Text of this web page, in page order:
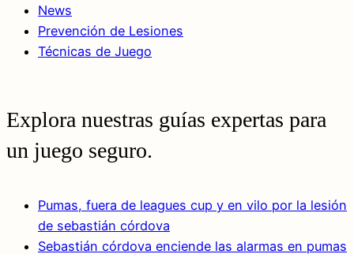
News
Prevención de Lesiones
Técnicas de Juego
Explora nuestras guías expertas para
un juego seguro.
Pumas, fuera de leagues cup y en vilo por la lesión
de sebastián córdova
Sebastián córdova enciende las alarmas en pumas